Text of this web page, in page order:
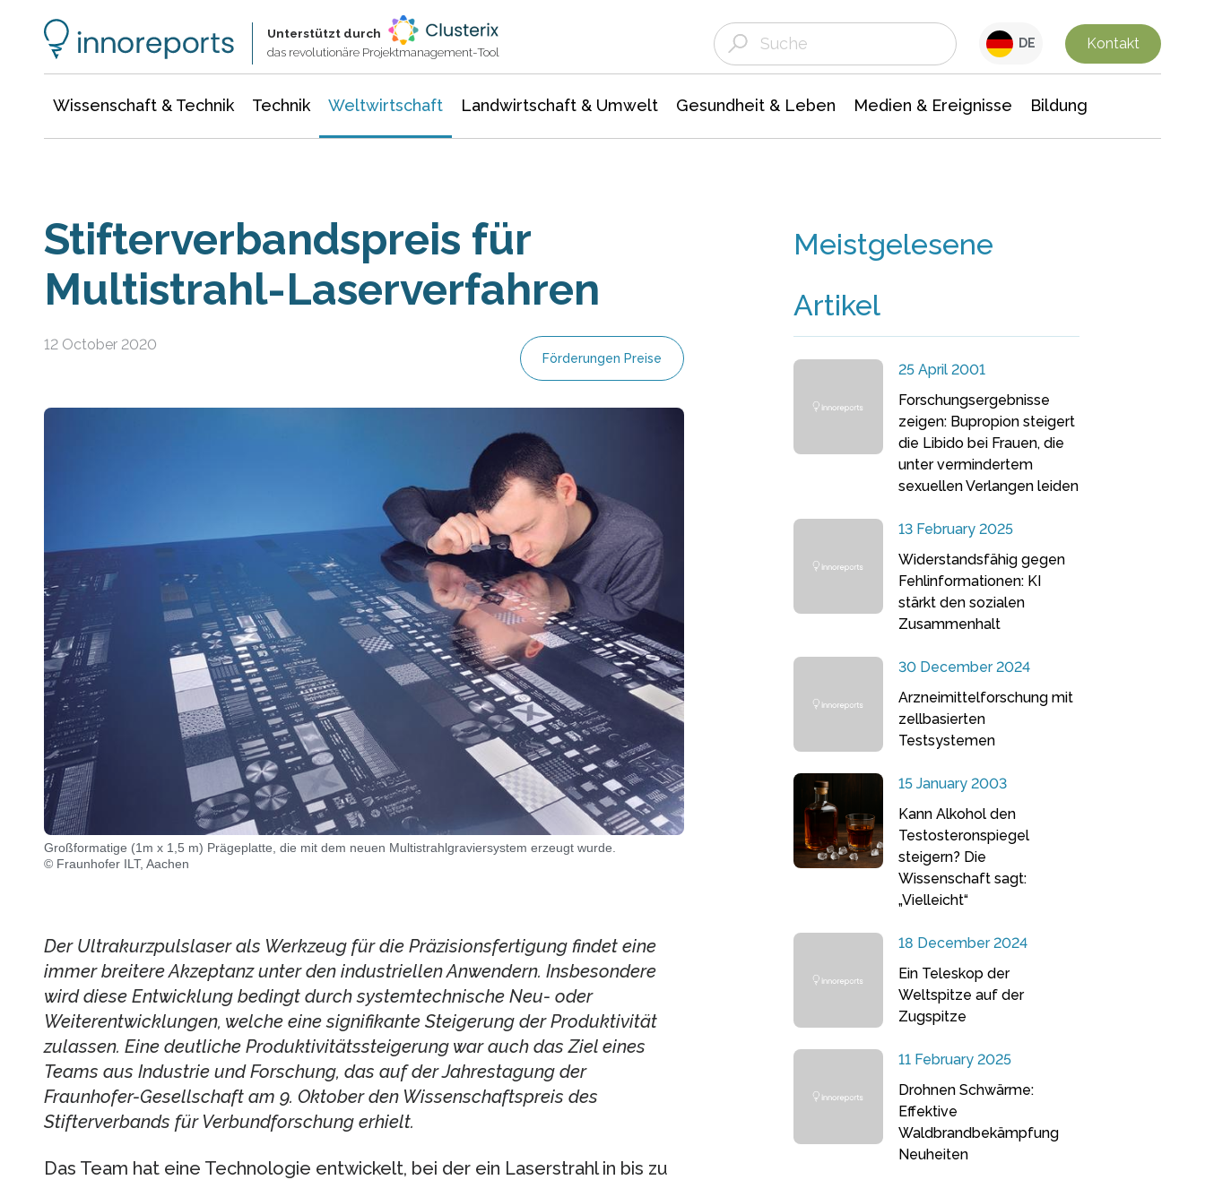
Unterstützt durch
das revolutionäre Projektmanagement-Tool
DE Kontakt
Wissenschaft & Technik Technik Weltwirtschaft Landwirtschaft & Umwelt Gesundheit & Leben Medien & Ereignisse Bildung
Stifterverbandspreis für
Multistrahl-Laserverfahren
12 October 2020
Förderungen Preise
Großformatige (1m x 1,5 m) Prägeplatte, die mit dem neuen Multistrahlgraviersystem erzeugt wurde.
© Fraunhofer ILT, Aachen
Der Ultrakurzpulslaser als Werkzeug für die Präzisionsfertigung findet eine
immer breitere Akzeptanz unter den industriellen Anwendern. Insbesondere
wird diese Entwicklung bedingt durch systemtechnische Neu- oder
Weiterentwicklungen, welche eine signifikante Steigerung der Produktivität
zulassen. Eine deutliche Produktivitätssteigerung war auch das Ziel eines
Teams aus Industrie und Forschung, das auf der Jahrestagung der
Fraunhofer-Gesellschaft am 9. Oktober den Wissenschaftspreis des
Stifterverbands für Verbundforschung erhielt.
Das Team hat eine Technologie entwickelt, bei der ein Laserstrahl in bis zu
Meistgelesene
Artikel
25 April 2001
Forschungsergebnisse
zeigen: Bupropion steigert
die Libido bei Frauen, die
unter vermindertem
sexuellen Verlangen leiden
13 February 2025
Widerstandsfähig gegen
Fehlinformationen: KI
stärkt den sozialen
Zusammenhalt
30 December 2024
Arzneimittelforschung mit
zellbasierten
Testsystemen
15 January 2003
Kann Alkohol den
Testosteronspiegel
steigern? Die
Wissenschaft sagt:
„Vielleicht“
18 December 2024
Ein Teleskop der
Weltspitze auf der
Zugspitze
11 February 2025
Drohnen Schwärme:
Effektive
Waldbrandbekämpfung
Neuheiten